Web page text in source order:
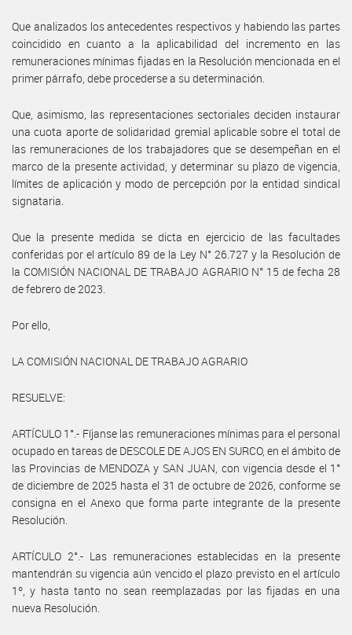
Que analizados los antecedentes respectivos y habiendo las partes
coincidido en cuanto a la aplicabilidad del incremento en las
remuneraciones mínimas fijadas en la Resolución mencionada en el
primer párrafo, debe procederse a su determinación.
Que, asimismo, las representaciones sectoriales deciden instaurar
una cuota aporte de solidaridad gremial aplicable sobre el total de
las remuneraciones de los trabajadores que se desempeñan en el
marco de la presente actividad, y determinar su plazo de vigencia,
límites de aplicación y modo de percepción por la entidad sindical
signataria.
Que la presente medida se dicta en ejercicio de las facultades
conferidas por el artículo 89 de la Ley N° 26.727 y la Resolución de
la COMISIÓN NACIONAL DE TRABAJO AGRARIO N° 15 de fecha 28
de febrero de 2023.
Por ello,
LA COMISIÓN NACIONAL DE TRABAJO AGRARIO
RESUELVE:
ARTÍCULO 1°.- Fíjanse las remuneraciones mínimas para el personal
ocupado en tareas de DESCOLE DE AJOS EN SURCO, en el ámbito de
las Provincias de MENDOZA y SAN JUAN, con vigencia desde el 1°
de diciembre de 2025 hasta el 31 de octubre de 2026, conforme se
consigna en el Anexo que forma parte integrante de la presente
Resolución.
ARTÍCULO 2°.- Las remuneraciones establecidas en la presente
mantendrán su vigencia aún vencido el plazo previsto en el artículo
1º, y hasta tanto no sean reemplazadas por las fijadas en una
nueva Resolución.